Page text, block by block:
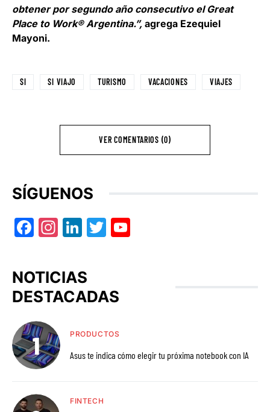
obtener por segundo año consecutivo el Great
Place to Work® Argentina.”, agrega Ezequiel
Mayoni.
SI SI VIAJO TURISMO VACACIONES VIAJES
VER COMENTARIOS (0)
SÍGUENOS
Facebook
Instagram
LinkedIn
Twitter
NOTICIAS
DESTACADAS
PRODUCTOS
Asus te indica cómo elegir tu próxima notebook con IA
FINTECH